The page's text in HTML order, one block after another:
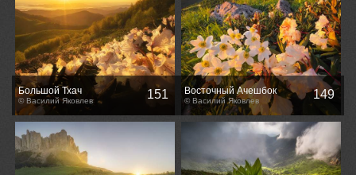
Большой Тхач
© Василий Яковлев 151 Восточный Ачешбок
© Василий Яковлев 149